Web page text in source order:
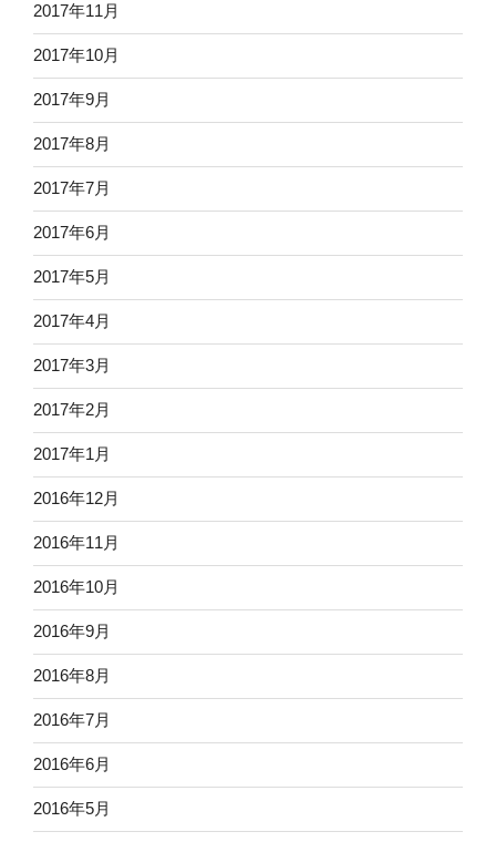
2017年11月
2017年10月
2017年9月
2017年8月
2017年7月
2017年6月
2017年5月
2017年4月
2017年3月
2017年2月
2017年1月
2016年12月
2016年11月
2016年10月
2016年9月
2016年8月
2016年7月
2016年6月
2016年5月